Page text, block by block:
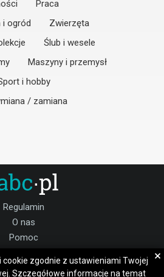
Praca
i ogród
Zwierzęta
Ślub i wesele
Maszyny i przemysł
i hobby
/ zamiana
Regulamin
O nas
Pomoc
Praca
zgodnie z ustawieniami Twojej
Szczegółowe informacje na temat
×